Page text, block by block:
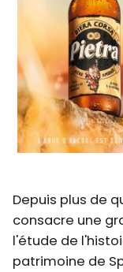
Depuis plus de
consacre une
l'étude de
patrimoine de